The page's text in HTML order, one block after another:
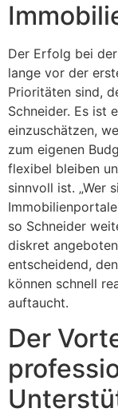
Der Erfolg bei
lange vor der
Prioritäten sind,
Schneider. Es ist
einzuschätzen,
zum eigenen
flexibel bleiben
sinnvoll ist. „Wer
so Schneider
diskret
entscheidend,
können schnell
auftaucht.
Der